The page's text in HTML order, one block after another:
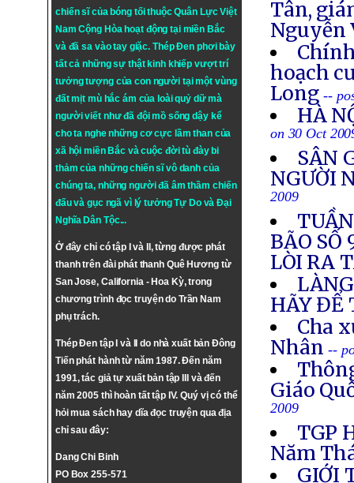
chiến sĩ của bóng tối thuộc Quân Lực Việt
Nam Cộng Hòa hoạt động tại miền Bắc
và đã sa vào tay giặc. Thép Đen phơi bày
tất cả những sự thật kinh khiếp vượt trí
tưởng tượng của con người tại một vùng
đất mịt mù hắc ám của loài quỷ dữ mà
người viết như đã đội mồ sống dậy kể
cho ta nghe những cơ cực lầm than của
xã hội miền Bắc và cuộc đời tù đày bi
thảm của những chiến sĩ vô danh của
chúng ta, những người đã âm thầm chiến
đấu và gục ngã vì lý tưởngTự DovàĐại
Nghĩa Dân Tộc...
Ở đây chỉ có tập I và II, từng được phát
thanh trên đài phát thanh Quê Hương từ
San Jose, California - Hoa Kỳ, trong
chương trình đọc truyện do Trần Nam
phụ trách.
Thép Đen tập I và II do nhà xuất bản Đông
Tiến phát hành từ năm 1987. Đến năm
1991, tác giả tự xuất bản tập III và đến
năm 2005 thì hoàn tất tập IV. Quý vị có thể
hỏi mua sách hay dĩa đọc truyện qua địa
chỉ sau đây:
Dang Chi Binh
PO Box 255-571
Tân,
Nguyễn
hoạch
Long --
HÀ
on 30 Oct
SÂN
NGƯỜI
2009
BÃO SỐ
LÒI RA
HÃY ĐỂ
Cha
Nhân --
Giáo
2009
TGP
Năm
GIỚI